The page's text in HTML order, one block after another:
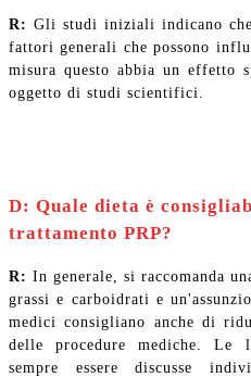
R: Gli studi iniziali indicano
fattori generali che possono
misura questo abbia un effetto
oggetto di studi scientifici.
D: Quale dieta è
trattamento PRP?
R: In generale, si raccomanda
grassi e carboidrati e
medici consigliano anche di
delle procedure mediche. Le
sempre essere discusse